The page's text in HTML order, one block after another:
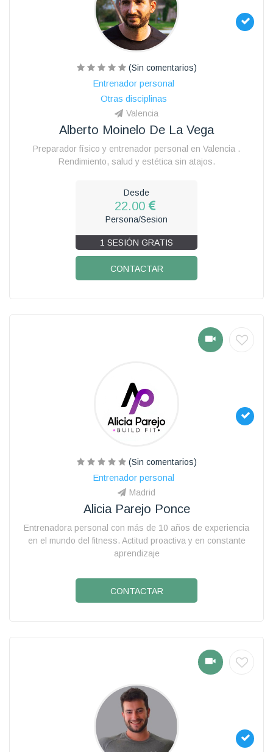
(Sin comentarios)
Entrenador personal
Otras disciplinas
Valencia
Alberto Moinelo De La Vega
Preparador físico y entrenador personal en Valencia .
Rendimiento, salud y estética sin atajos.
Desde
22.00
Persona/Sesion
1 SESIÓN GRATIS
CONTACTAR
(Sin comentarios)
Entrenador personal
Madrid
Alicia Parejo Ponce
Entrenadora personal con más de 10 años de experiencia
en el mundo del fitness. Actitud proactiva y en constante
aprendizaje
CONTACTAR